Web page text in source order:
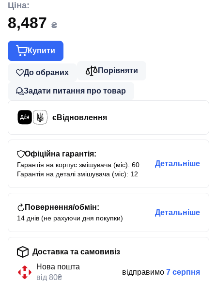
Ціна:
8,487 ₴
Купити
До обраних Порівняти
Задати питання про товар
єВідновлення
Офіційна гарантія:
Гарантія на корпус змішувача (міс): 60
Гарантія на деталі змішувача (міс): 12
Детальніше
Повернення/обмін:
14 днів (не рахуючи дня покупки)
Детальніше
Доставка та самовивіз
Нова пошта
від 80₴
відправимо 7 серпня